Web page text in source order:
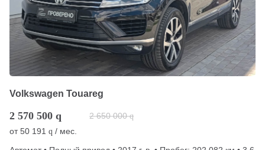
Volkswagen Touareg
2 570 500 q 2 650 000 q
от50 191 q / мес.